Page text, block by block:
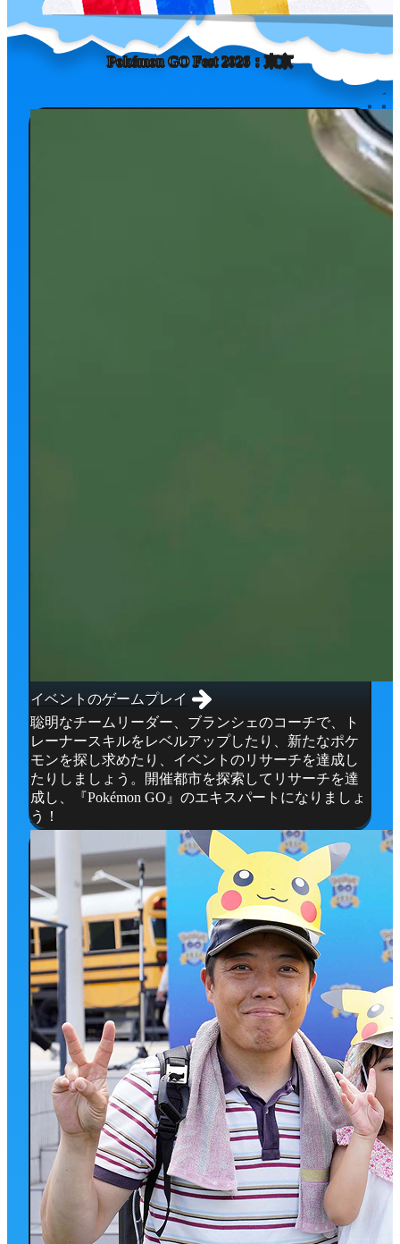
Pokémon GO Fest 2026：東京
イベントのゲームプレイ
聡明なチームリーダー、ブランシェのコーチで、ト
レーナースキルをレベルアップしたり、新たなポケ
モンを探し求めたり、イベントのリサーチを達成し
たりしましょう。開催都市を探索してリサーチを達
成し、『Pokémon GO』のエキスパートになりましょ
う！